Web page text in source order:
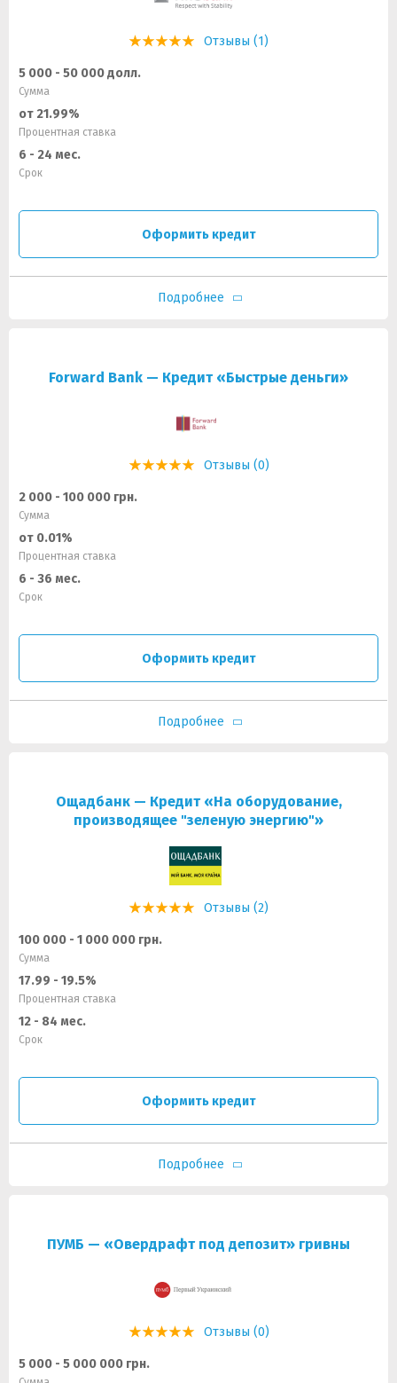
Отзывы (1)
5 000 - 50 000 долл.
Сумма
от 21.99%
Процентная ставка
6 - 24 мес.
Срок
Оформить кредит
Подробнее
Forward Bank — Кредит «Быстрые деньги»
Отзывы (0)
2 000 - 100 000 грн.
Сумма
от 0.01%
Процентная ставка
6 - 36 мес.
Срок
Оформить кредит
Подробнее
Ощадбанк — Кредит «На оборудование,
производящее "зеленую энергию"»
Отзывы (2)
100 000 - 1 000 000 грн.
Сумма
17.99 - 19.5%
Процентная ставка
12 - 84 мес.
Срок
Оформить кредит
Подробнее
ПУМБ — «Овердрафт под депозит» гривны
Отзывы (0)
5 000 - 5 000 000 грн.